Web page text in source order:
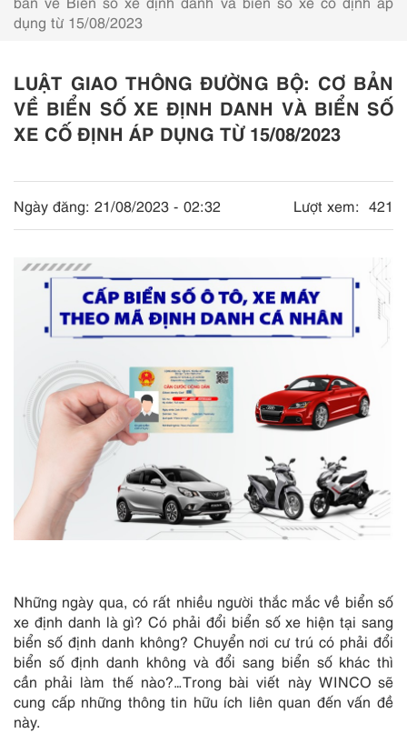
dụng từ 15/08/2023
LUẬT GIAO THÔNG ĐƯỜNG BỘ: CƠ BẢN
VỀ BIỂN SỐ XE ĐỊNH DANH VÀ BIỂN SỐ
XE CỐ ĐỊNH ÁP DỤNG TỪ 15/08/2023
Ngày đăng: 21/08/2023 - 02:32 Lượt xem: 421
Những ngày qua, có rất nhiều người thắc mắc về biển số
xe định danh là gì? Có phải đổi biển số xe hiện tại sang
biển số định danh không? Chuyển nơi cư trú có phải đổi
biển số định danh không và đổi sang biển số khác thì
cần phải làm thế nào?…Trong bài viết này WINCO sẽ
cung cấp những thông tin hữu ích liên quan đến vấn đề
này.